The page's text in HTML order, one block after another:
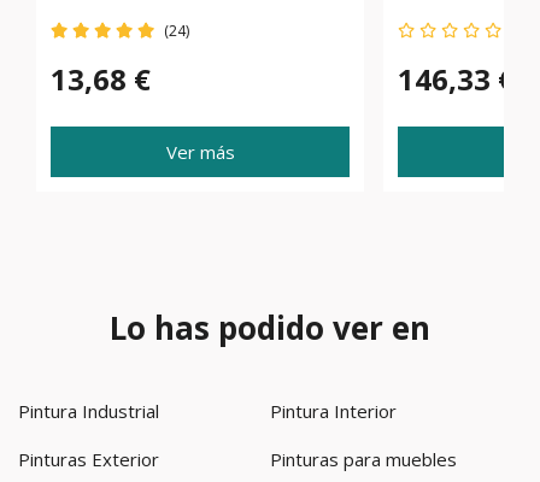
(24)
13,68 €
Ver más
146,33 €
Lo has podido ver en
Pintura Industrial
Pintura Interior
Pinturas Exterior
Pinturas para muebles